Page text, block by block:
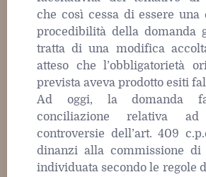
che così cessa di essere una
procedibilità della domanda
tratta di una modifica
atteso che l’obbligatorietà
prevista aveva prodotto esiti
Ad oggi, la domanda
conciliazione relativa
controversie dell’art. 409
dinanzi alla commissione di
individuata secondo le regole